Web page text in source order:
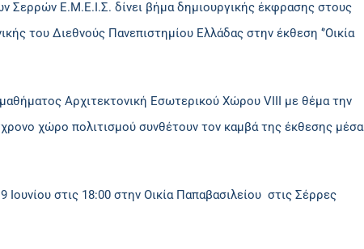
Σερρών Ε.Μ.Ε.Ι.Σ. δίνει βήμα δημιουργικής έκφρασης στους
του Διεθνούς Πανεπιστημίου Ελλάδας στην έκθεση ‘’Οικία
Αρχιτεκτονική Εσωτερικού Χώρου VIII με θέμα την
χώρο πολιτισμού συνθέτουν τον καμβά της έκθεσης μέσα
Ιουνίου στις 18:00 στην Οικία Παπαβασιλείου στις Σέρρες